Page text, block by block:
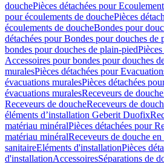
douchePièces détachées pour
pour écoulements de douchePièces
écoulements de doucheBondes pour
détachées pour Bondes pour douches de
bondes pour douches de plain-pied
Accessoires pour bondes pour douches
muralesPièces détachées pour
évacuations muralesPièces détachées
évacuations muralesReceveurs de douche
Receveurs de doucheReceveurs de
éléments d’installation Geberit Duofix
matériau minéralPièces détachées pour
matériau minéralReceveurs de douche
sanitaireEléments d'installationPièces
d'installationAccessoiresSéparations de